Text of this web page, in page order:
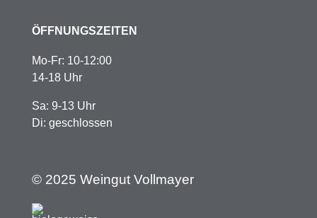
ÖFFNUNGSZEITEN
Mo-Fr: 10-12:00
14-18 Uhr
Sa: 9-13 Uhr
Di: geschlossen
© 2025 Weingut Vollmayer